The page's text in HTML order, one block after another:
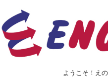
ようこそ！え